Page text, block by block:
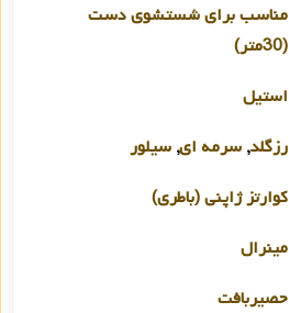
مناسب برای شستشوی دست
(30متر)
استیل
رزگلد, سرمه ای, سیلور
کوارتز ژاپنی (باطری)
مینرال
حصیربافت